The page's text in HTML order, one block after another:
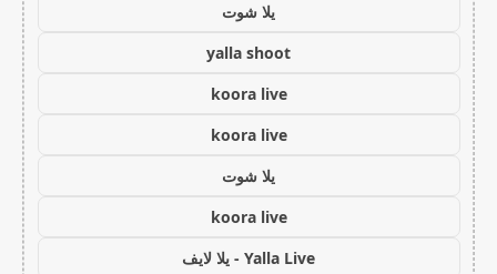
يلا شوت
yalla shoot
koora live
koora live
يلا شوت
koora live
Yalla Live - يلا لايف